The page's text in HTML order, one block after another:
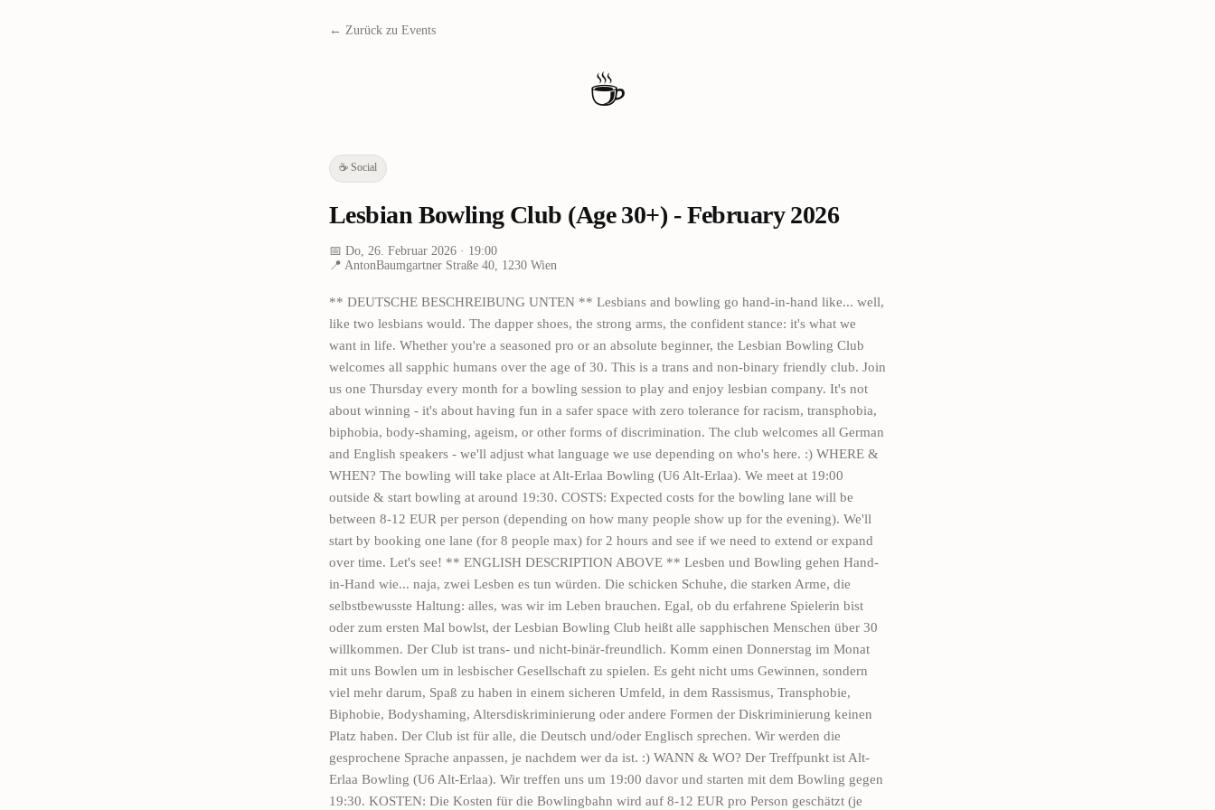
← Zurück zu Events
☕
☕ Social
Lesbian Bowling Club (Age 30+) - February 2026
📅 Do, 26. Februar 2026 · 19:00
📍 AntonBaumgartner Straße 40, 1230 Wien
** DEUTSCHE BESCHREIBUNG UNTEN ** Lesbians and bowling go hand-in-hand like... well,
like two lesbians would. The dapper shoes, the strong arms, the confident stance: it's what we
want in life. Whether you're a seasoned pro or an absolute beginner, the Lesbian Bowling Club
welcomes all sapphic humans over the age of 30. This is a trans and non-binary friendly club. Join
us one Thursday every month for a bowling session to play and enjoy lesbian company. It's not
about winning - it's about having fun in a safer space with zero tolerance for racism, transphobia,
biphobia, body-shaming, ageism, or other forms of discrimination. The club welcomes all German
and English speakers - we'll adjust what language we use depending on who's here. :) WHERE &
WHEN? The bowling will take place at Alt-Erlaa Bowling (U6 Alt-Erlaa). We meet at 19:00
outside & start bowling at around 19:30. COSTS: Expected costs for the bowling lane will be
between 8-12 EUR per person (depending on how many people show up for the evening). We'll
start by booking one lane (for 8 people max) for 2 hours and see if we need to extend or expand
over time. Let's see! ** ENGLISH DESCRIPTION ABOVE ** Lesben und Bowling gehen Hand-
in-Hand wie... naja, zwei Lesben es tun würden. Die schicken Schuhe, die starken Arme, die
selbstbewusste Haltung: alles, was wir im Leben brauchen. Egal, ob du erfahrene Spielerin bist
oder zum ersten Mal bowlst, der Lesbian Bowling Club heißt alle sapphischen Menschen über 30
willkommen. Der Club ist trans- und nicht-binär-freundlich. Komm einen Donnerstag im Monat
mit uns Bowlen um in lesbischer Gesellschaft zu spielen. Es geht nicht ums Gewinnen, sondern
viel mehr darum, Spaß zu haben in einem sicheren Umfeld, in dem Rassismus, Transphobie,
Biphobie, Bodyshaming, Altersdiskriminierung oder andere Formen der Diskriminierung keinen
Platz haben. Der Club ist für alle, die Deutsch und/oder Englisch sprechen. Wir werden die
gesprochene Sprache anpassen, je nachdem wer da ist. :) WANN & WO? Der Treffpunkt ist Alt-
Erlaa Bowling (U6 Alt-Erlaa). Wir treffen uns um 19:00 davor und starten mit dem Bowling gegen
19:30. KOSTEN: Die Kosten für die Bowlingbahn wird auf 8-12 EUR pro Person geschätzt (je